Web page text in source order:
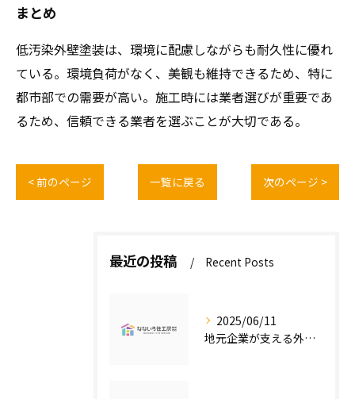
まとめ
低汚染外壁塗装は、環境に配慮しながらも耐久性に優れ
ている。環境負荷がなく、美観も維持できるため、特に
都市部での需要が高い。施工時には業者選びが重要であ
るため、信頼できる業者を選ぶことが大切である。
< 前のページ 一覧に戻る 次のページ >
最近の投稿 Recent Posts
2025/06/11
地元企業が支える外壁塗装の魅力